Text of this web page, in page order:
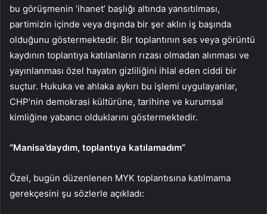
bu görüşmenin ‘ihanet’ başlığı altında yansıtılması,
partimizin içinde veya dışında bir şer aklın iş başında
olduğunu göstermektedir. Bir toplantının ses veya görüntü
kaydının toplantıya katılanların rızası olmadan alınması ve
yayınlanması özel hayatın gizliliğini ihlal eden ciddi bir
suçtur. Hukuka ve ahlaka aykırı bu işlemi uygulayanlar,
CHP’nin demokrasi kültürüne, tarihine ve kurumsal
kimliğine yabancı olduklarını göstermektedir.
“Manisa’daydım, toplantıya katılamadım”
Özel, bugün düzenlenen MYK toplantısına katılmama
gerekçesini şu sözlerle açıkladı: